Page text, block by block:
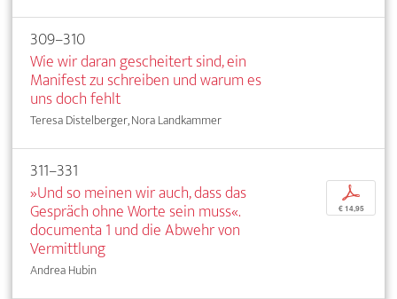
309–310
Wie wir daran gescheitert sind, ein
Manifest zu schreiben und warum es
uns doch fehlt
Teresa Distelberger, Nora Landkammer
311–331
»Und so meinen wir auch, dass das
Gespräch ohne Worte sein muss«.
documenta 1 und die Abwehr von
Vermittlung
Andrea Hubin
p
€ 14,95